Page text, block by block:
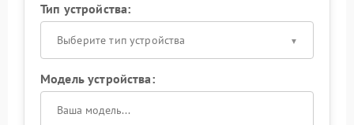
Тип устройства:
Выберите тип устройства
Модель устройства: